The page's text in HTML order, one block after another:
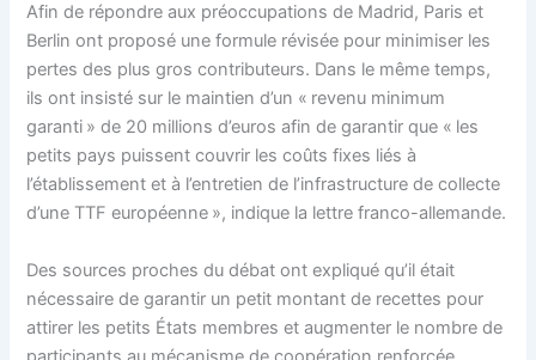
Afin de répondre aux préoccupations de Madrid, Paris et
Berlin ont proposé une formule révisée pour minimiser les
pertes des plus gros contributeurs. Dans le même temps,
ils ont insisté sur le maintien d’un « revenu minimum
garanti » de 20 millions d’euros afin de garantir que « les
petits pays puissent couvrir les coûts fixes liés à
l’établissement et à l’entretien de l’infrastructure de collecte
d’une TTF européenne », indique la lettre franco-allemande.
Des sources proches du débat ont expliqué qu’il était
nécessaire de garantir un petit montant de recettes pour
attirer les petits États membres et augmenter le nombre de